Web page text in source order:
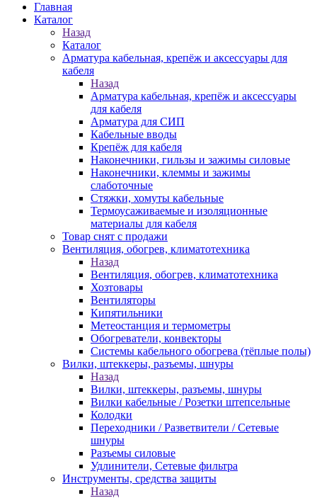
Главная
Каталог
Назад
Каталог
Арматура кабельная, крепёж и аксессуары для
кабеля
Назад
Арматура кабельная, крепёж и аксессуары
для кабеля
Арматура для СИП
Кабельные вводы
Крепёж для кабеля
Наконечники, гильзы и зажимы силовые
Наконечники, клеммы и зажимы
слаботочные
Стяжки, хомуты кабельные
Термоусаживаемые и изоляционные
материалы для кабеля
Товар снят с продажи
Вентиляция, обогрев, климатотехника
Назад
Вентиляция, обогрев, климатотехника
Хозтовары
Вентиляторы
Кипятильники
Метеостанция и термометры
Обогреватели, конвекторы
Системы кабельного обогрева (тёплые полы)
Вилки, штеккеры, разъемы, шнуры
Назад
Вилки, штеккеры, разъемы, шнуры
Вилки кабельные / Розетки штепсельные
Колодки
Переходники / Разветвители / Сетевые
шнуры
Разъемы силовые
Удлинители, Сетевые фильтра
Инструменты, средства защиты
Назад